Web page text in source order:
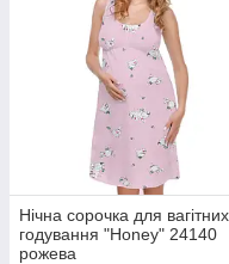
Нічна сорочка для
годування "Honey" 24140
рожева